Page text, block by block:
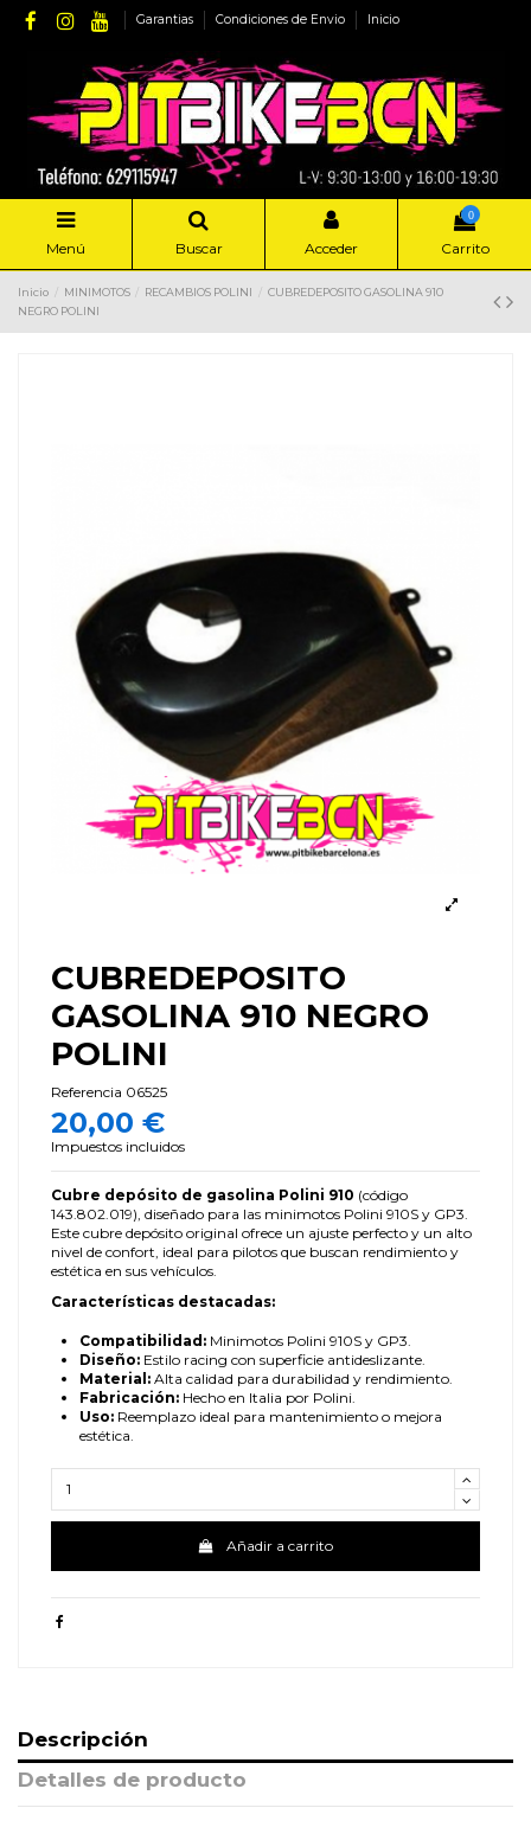
Garantias Condiciones de Envio Inicio
Menú Buscar Acceder
0
Carrito
Inicio MINIMOTOS RECAMBIOS POLINI
CUBREDEPOSITO GASOLINA 910
NEGRO POLINI
CUBREDEPOSITO
GASOLINA 910 NEGRO
POLINI
Referencia 06525
20,00 €
Impuestos incluidos
Cubre depósito de gasolina Polini 910 (código
143.802.019), diseñado para las minimotos Polini 910S y GP3.
Este cubre depósito original ofrece un ajuste perfecto y un alto
nivel de confort, ideal para pilotos que buscan rendimiento y
estética en sus vehículos.
Características destacadas:
Compatibilidad: Minimotos Polini 910S y GP3.
Diseño: Estilo racing con superficie antideslizante.
Material: Alta calidad para durabilidad y rendimiento.
Fabricación: Hecho en Italia por Polini.
Uso: Reemplazo ideal para mantenimiento o mejora
estética.
Añadir a carrito
Descripción
Detalles de producto